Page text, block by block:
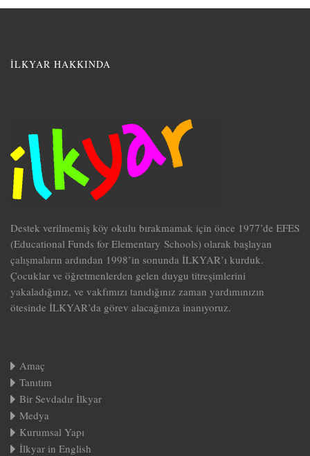
İLKYAR HAKKINDA
Destek verilmemiş köy okulu bırakmamak için önce 1977’de EFES
(Educational Funds for Elementary Schools) olarak başlayan
çalışmaların ardından 1998’in sonunda İLKYAR’ı kurduk.
Çocuklar ve öğretmenlerden gelen duygu titreşimlerini
yakaladığınız, ve vakfımızı tanıdığınız zaman yardımınızın
ötesinde İLKYAR’da görev alacağınıza inanıyoruz.
Amaç
Tanıtım
Bir Sevdadır İlkyar
Medya
Kurumsal Yapı
İlkyar in English